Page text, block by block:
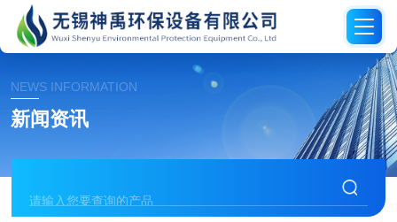
NEWS INFORMATION
新闻资讯